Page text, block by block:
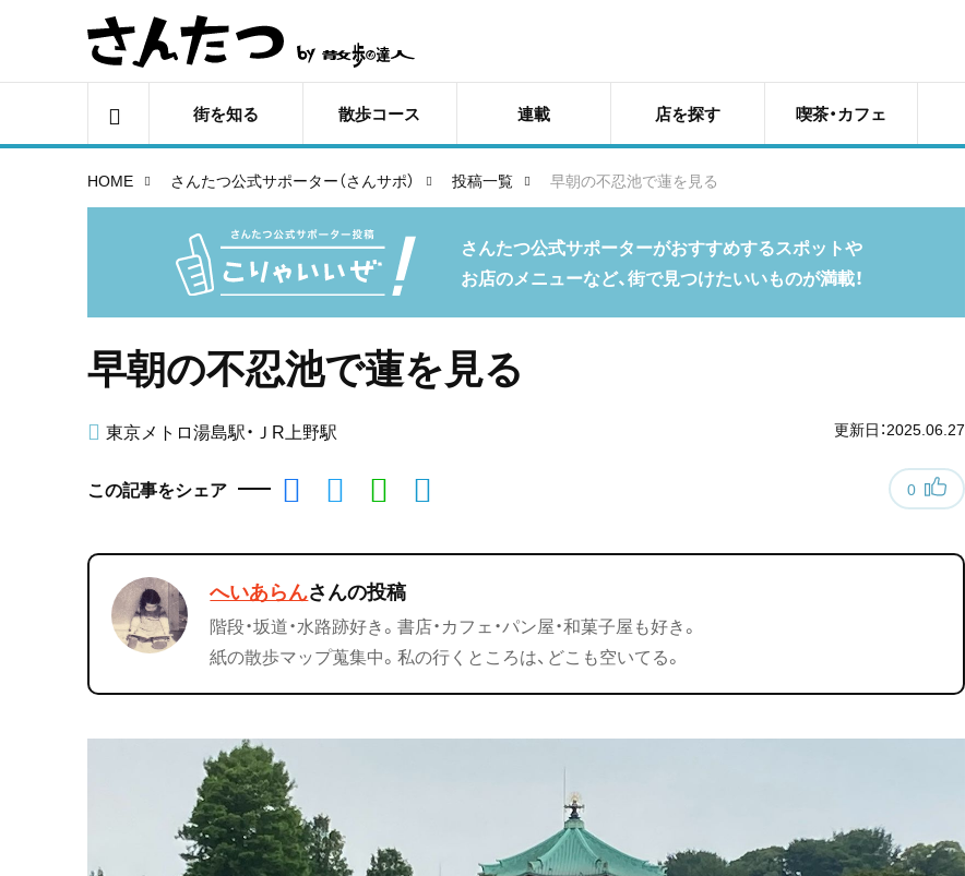
街を知る 散歩コース 連載 店を探す 喫茶・カフェ
HOME さんたつ公式サポーター（さんサポ） 投稿一覧 早朝の不忍池で蓮を見る
さんたつ公式サポーターがおすすめするスポットや
お店のメニューなど、街で見つけたいいものが満載！
早朝の不忍池で蓮を見る
東京メトロ湯島駅・ＪR上野駅 更新日：2025.06.27
この記事をシェア 0
へいあらんさんの投稿
階段・坂道・水路跡好き。書店・カフェ・パン屋・和菓子屋も好き。
紙の散歩マップ蒐集中。私の行くところは、どこも空いてる。